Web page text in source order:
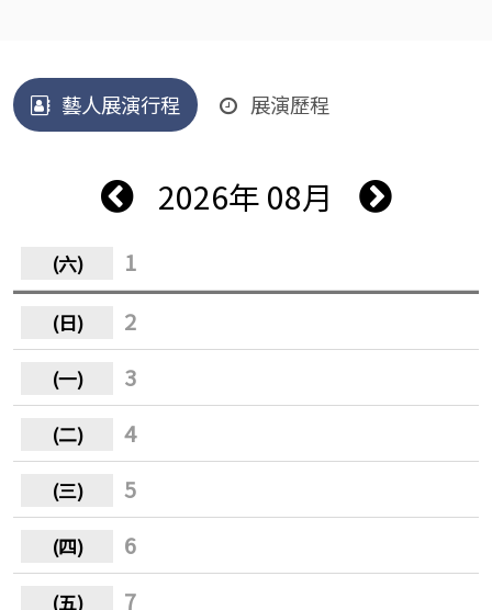
藝人展演行程 展演歷程
2026年 08月
1
2
3
4
5
6
7